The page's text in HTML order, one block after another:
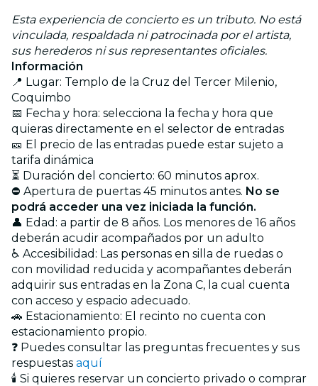
Esta experiencia de concierto es un tributo. No está
vinculada, respaldada ni patrocinada por el artista,
sus herederos ni sus representantes oficiales.
Información
📍 Lugar: Templo de la Cruz del Tercer Milenio,
Coquimbo
📅 Fecha y hora: selecciona la fecha y hora que
quieras directamente en el selector de entradas
🎫 El precio de las entradas puede estar sujeto a
tarifa dinámica
⏳ Duración del concierto: 60 minutos aprox.
⛔ Apertura de puertas 45 minutos antes. No se
podrá acceder una vez iniciada la función.
👤 Edad: a partir de 8 años. Los menores de 16 años
deberán acudir acompañados por un adulto
♿ Accesibilidad: Las personas en silla de ruedas o
con movilidad reducida y acompañantes deberán
adquirir sus entradas en la Zona C, la cual cuenta
con acceso y espacio adecuado.
🚗 Estacionamiento: El recinto no cuenta con
estacionamiento propio.
❓ Puedes consultar las preguntas frecuentes y sus
respuestas aquí
🕯️ Si quieres reservar un concierto privado o comprar